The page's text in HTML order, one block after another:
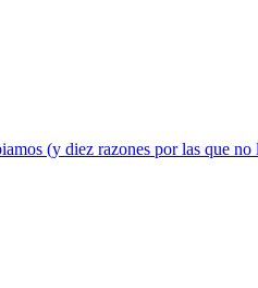
(y diez razones por las que no